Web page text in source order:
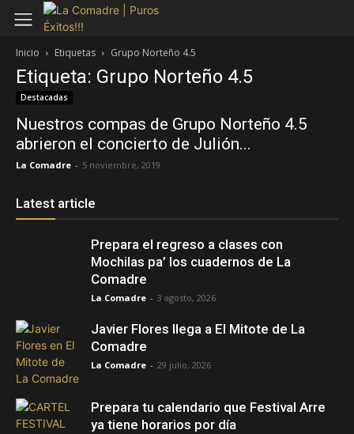
Inicio Etiquetas Grupo Norteño 4.5
Etiqueta: Grupo Norteño 4.5
Destacadas
Nuestros compas de Grupo Norteño 4.5
abrieron el concierto de Julión...
La Comadre - 5 noviembre, 2019
Latest article
Prepara el regreso a clases con
Mochilas pa’ los cuadernos de La
Comadre
La Comadre - 3 agosto, 2026
Javier Flores llega a El Mitote de La
Comadre
La Comadre - 29 julio, 2026
Prepara tu calendario que Festival Arre
ya tiene horarios por día